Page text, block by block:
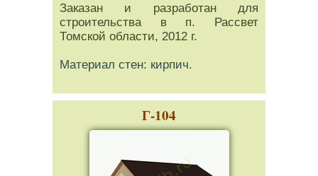
Заказан и разработан для
строительства в п. Рассвет
Томской области, 2012 г.
Материал стен: кирпич.
Г-104